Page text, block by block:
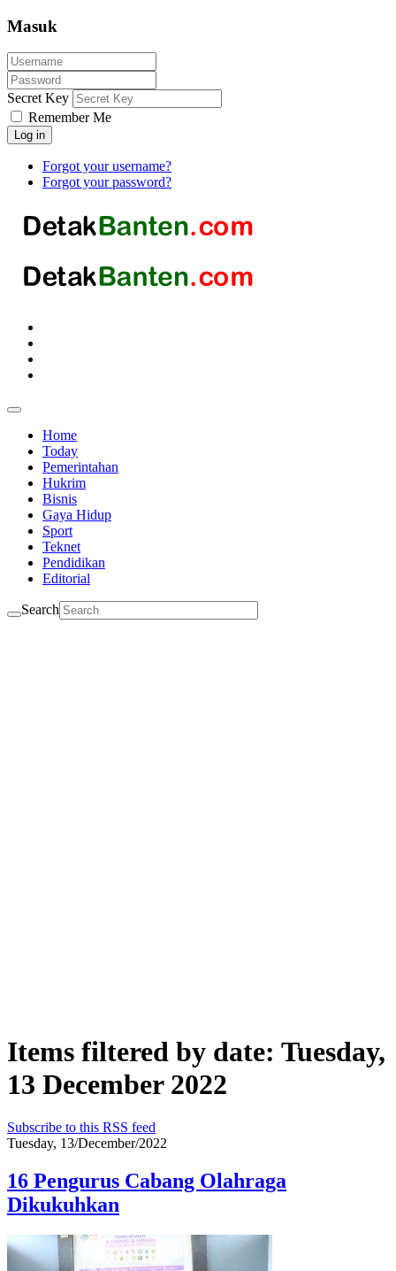
Masuk
Secret Key
Remember Me
Log in
Forgot your username?
Forgot your password?
Home
Today
Pemerintahan
Hukrim
Bisnis
Gaya Hidup
Sport
Teknet
Pendidikan
Editorial
Search
Items filtered by date: Tuesday,
13 December 2022
Subscribe to this RSS feed
Tuesday, 13/December/2022
16 Pengurus Cabang Olahraga
Dikukuhkan